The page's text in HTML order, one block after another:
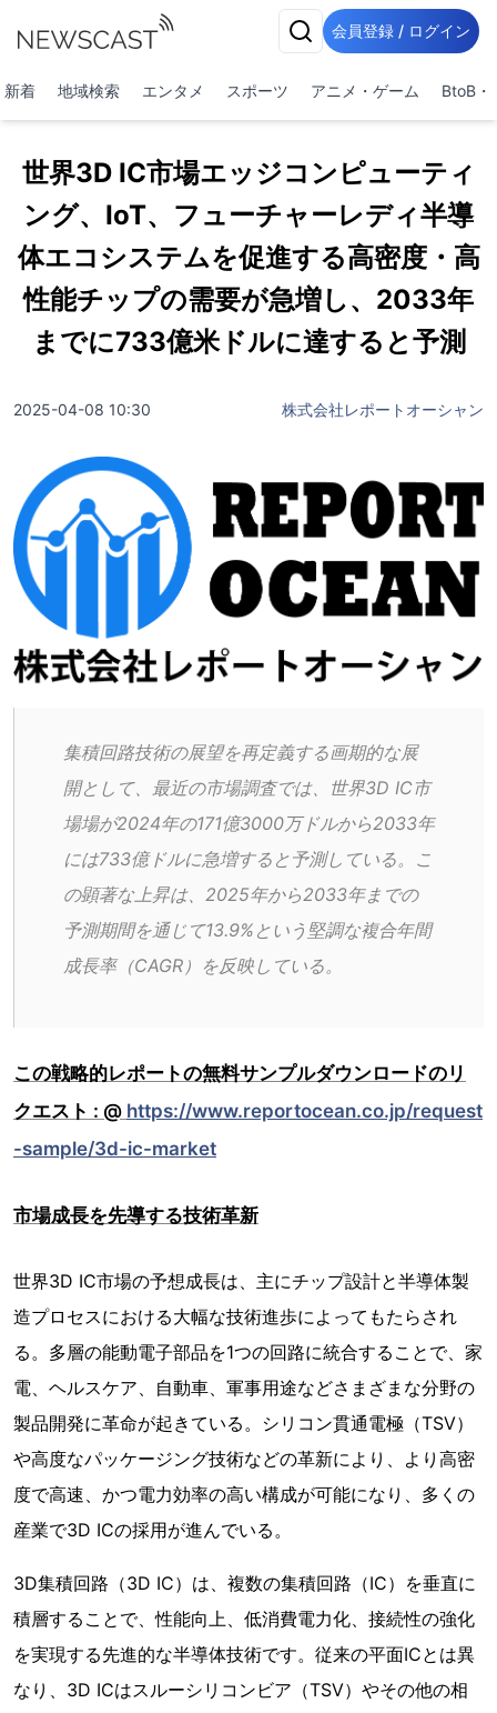
会員登録 / ログイン
新着 地域検索 エンタメ スポーツ アニメ・ゲーム BtoB・
世界3D IC市場エッジコンピューティ
ング、IoT、フューチャーレディ半導
体エコシステムを促進する高密度・高
性能チップの需要が急増し、2033年
までに733億米ドルに達すると予測
2025-04-08 10:30 株式会社レポートオーシャン
集積回路技術の展望を再定義する画期的な展
開として、最近の市場調査では、世界3D IC市
場場が2024年の171億3000万ドルから2033年
には733億ドルに急増すると予測している。こ
の顕著な上昇は、2025年から2033年までの
予測期間を通じて13.9%という堅調な複合年間
成長率（CAGR）を反映している。
この戦略的レポートの無料サンプルダウンロードのリ
クエスト : @ https://www.reportocean.co.jp/request
-sample/3d-ic-market
市場成長を先導する技術革新
世界3D IC市場の予想成長は、主にチップ設計と半導体製
造プロセスにおける大幅な技術進歩によってもたらされ
る。多層の能動電子部品を1つの回路に統合することで、家
電、ヘルスケア、自動車、軍事用途などさまざまな分野の
製品開発に革命が起きている。シリコン貫通電極（TSV）
や高度なパッケージング技術などの革新により、より高密
度で高速、かつ電力効率の高い構成が可能になり、多くの
産業で3D ICの採用が進んでいる。
3D集積回路（3D IC）は、複数の集積回路（IC）を垂直に
積層することで、性能向上、低消費電力化、接続性の強化
を実現する先進的な半導体技術です。従来の平面ICとは異
なり、3D ICはスルーシリコンビア（TSV）やその他の相